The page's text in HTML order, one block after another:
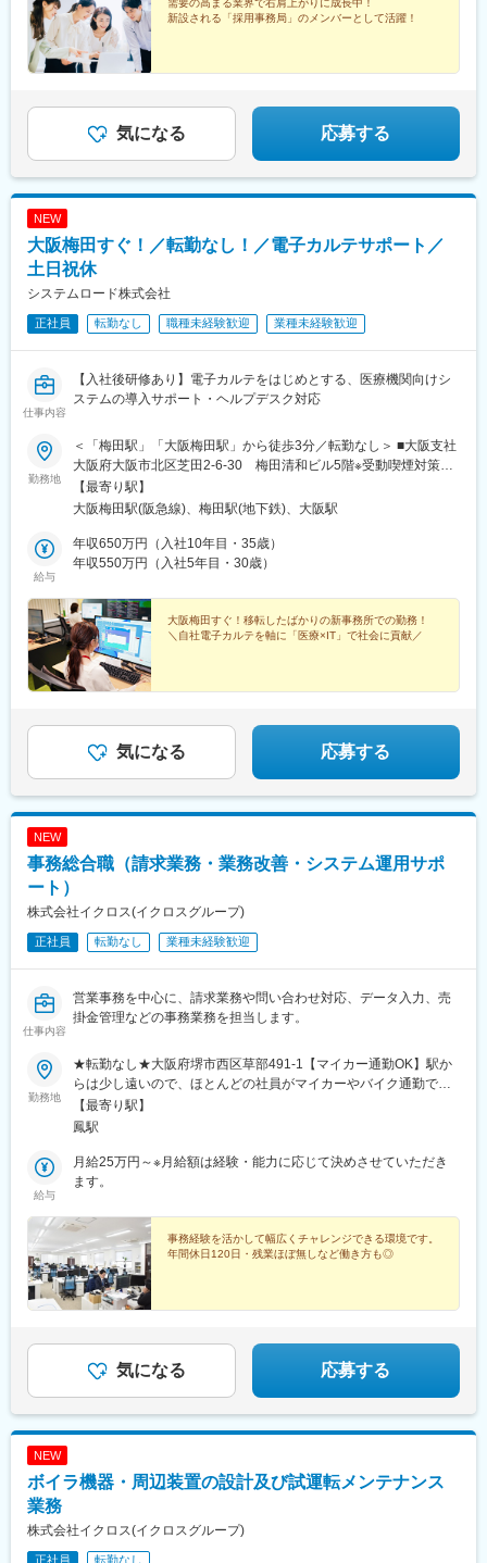
給24万円～30万円（固定残業代含む）※入社6カ月後、月給1万円
UP（規定あり）※経験・能力を考慮の上、決定します。※固定残業
代は、時間外労働の有無に関わらず月15時間～35時間分を、月2
万8000円～7万5000円支給※上記を超える時間外労働分は追加で
新設される「採用事務局」のメンバーとして活躍！
気になる 応募する
NEW
大阪梅田すぐ！／転勤なし！／電子カルテサポート／
土日祝休
システムロード株式会社
正社員 転勤なし 職種未経験歓迎 業種未経験歓迎
仕事内容
【入社後研修あり】電子カルテをはじめとする、医療機関向けシ
ステムの導入サポート・ヘルプデスク対応
勤務地
＜「梅田駅」「大阪梅田駅」から徒歩3分／転勤なし＞ ■大阪支社
大阪府大阪市北区芝田2-6-30 梅田清和ビル5階※受動喫煙対策あ
り 【交通】 Osaka Metro御堂筋線「梅田駅」より徒歩3分阪急電
鉄京都線「大阪梅田駅」より徒歩3分ＪＲ「大阪駅」より徒歩5分
【最寄り駅】
大阪梅田駅(阪急線)、梅田駅(地下鉄)、大阪駅
給与
年収650万円（入社10年目・35歳）
年収550万円（入社5年目・30歳）
大阪梅田すぐ！移転したばかりの新事務所での勤務！
＼自社電子カルテを軸に「医療×IT」で社会に貢献／
気になる 応募する
NEW
事務総合職（請求業務・業務改善・システム運用サポ
ート）
株式会社イクロス(イクロスグループ)
正社員 転勤なし 業種未経験歓迎
仕事内容
営業事務を中心に、請求業務や問い合わせ対応、データ入力、売
掛金管理などの事務業務を担当します。
勤務地
★転勤なし★大阪府堺市西区草部491-1【マイカー通勤OK】駅か
らは少し遠いので、ほとんどの社員がマイカーやバイク通勤で
す。（無料駐車場完備しています）毎朝、満員電車というストレ
スから解放されますよ。
【最寄り駅】
鳳駅
給与
月給25万円～※月給額は経験・能力に応じて決めさせていただき
ます。
事務経験を活かして幅広くチャレンジできる環境です。
年間休日120日・残業ほぼ無しなど働き方も◎
気になる 応募する
NEW
ボイラ機器・周辺装置の設計及び試運転メンテナンス
業務
株式会社イクロス(イクロスグループ)
正社員 転勤なし